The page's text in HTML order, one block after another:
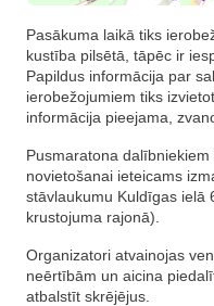
Pasākuma laikā tiks
kustība pilsētā, tāpēc ir
Papildus informācija par
ierobežojumiem tiks
informācija pieejama,
Pusmaratona
novietošanai ieteicams
stāvlaukumu Kuldīgas ielā
krustojuma rajonā).
Organizatori atvainojas
neērtībām un aicina
atbalstīt skrējējus.